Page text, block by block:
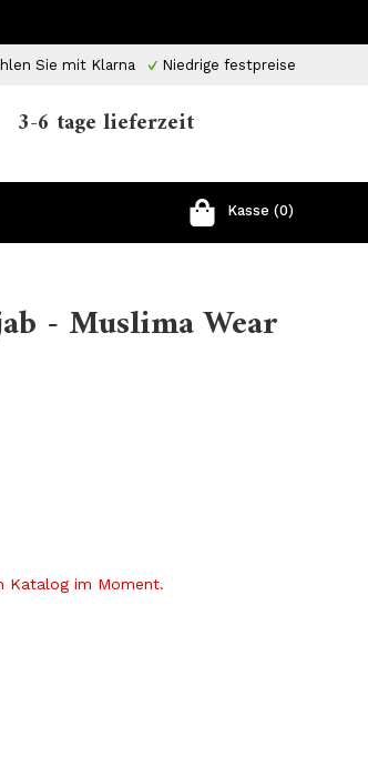
Sie mit Klarna Niedrige festpreise
3-6 tage lieferzeit
Kasse (0)
- Muslima Wear
Katalog im Moment.